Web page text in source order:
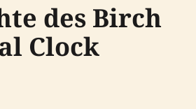
des Birch
Clock